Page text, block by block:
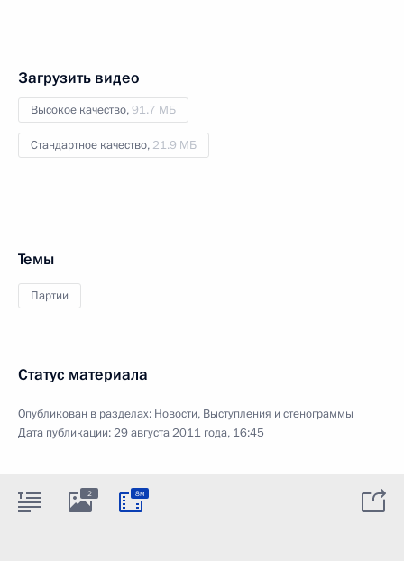
Загрузить видео
Высокое качество,91.7 МБ
Стандартное качество, 21.9 МБ
Темы
Партии
Статус материала
Опубликован в разделах: Новости, Выступления и стенограммы
Дата публикации:29 августа 2011 года, 16:45
2 8м